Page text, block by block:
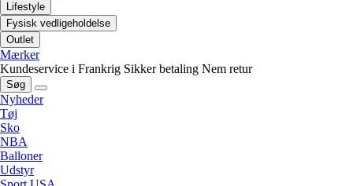
Lifestyle
Fysisk vedligeholdelse
Outlet
Mærker
Kundeservice i Frankrig Sikker betaling Nem retur
Søg
Nyheder
Tøj
Sko
NBA
Balloner
Udstyr